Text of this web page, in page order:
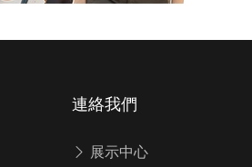
連絡我們
展示中心